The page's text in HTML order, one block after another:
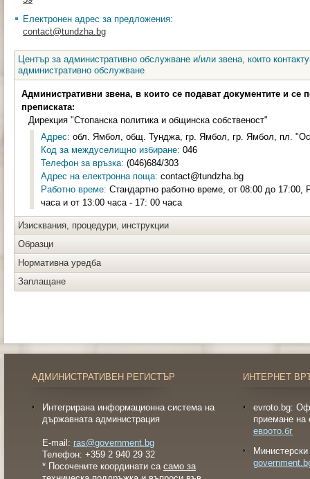
Електронен адрес за предложения:
contact@tundzha.bg
Център за административно обслужване и/или звена, които
административно обслужване
Административни звена, в които се подават документите и се
преписката:
Дирекция "Стопанска политика и общинска собственост"
Адрес: обл. Ямбол, общ. Тунджа, гр. Ямбол, гр. Ямбол, пл.
Код за междуселищно избиране: 046
Телефон за връзка: (046)684/303
Адрес на електронна поща: contact@tundzha.bg
Работно време: Стандартно работно време, от 08:00 до 17:00,
часа и от 13:00 часа - 17: 00 часа
Изисквания, процедури, инструкции
Образци
Нормативна уредба
Заплащане
АДМИНИСТРАТИВЕН РЕГИСТЪР
Интегрирана информационна система на
държавната администрация
E-mail: ras@government.bg
Телефон: +359 2 940 29 32
* Посочените координати са само за
ИНТЕРНЕТ
evroto.bg:
приемане на
еврото.бг